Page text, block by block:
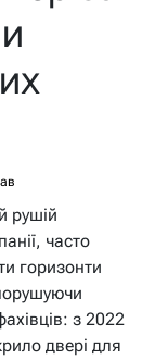
рушій
часто
горизонти
з 2022
двері для